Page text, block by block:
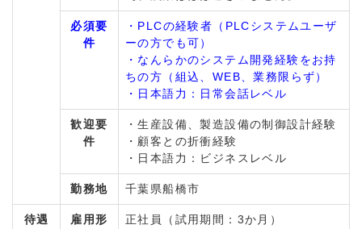
必須要
件
・PLCの経験者（PLCシステムユーザ
ーの方でも可）
・なんらかのシステム開発経験をお持
ちの方（組込、WEB、業務限らず）
・日本語力：日常会話レベル
歓迎要
件
・生産設備、製造設備の制御設計経験
・顧客との折衝経験
・日本語力：ビジネスレベル
勤務地 千葉県船橋市
待遇
雇用形
正社員（試用期間：3か月）